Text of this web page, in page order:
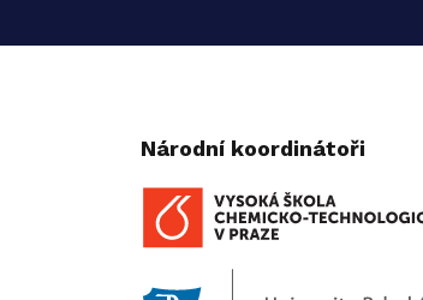
Národní koordinátoři